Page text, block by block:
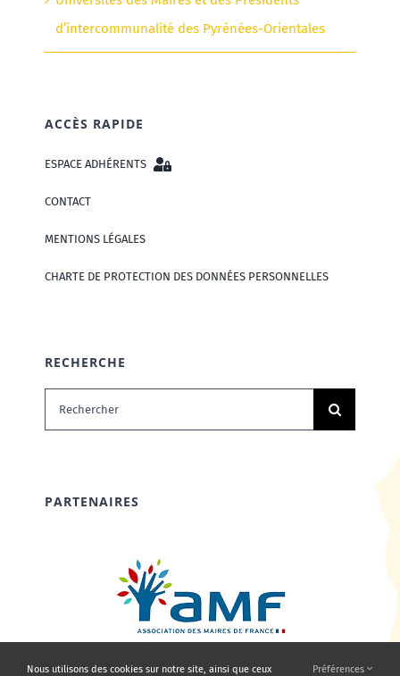
d’intercommunalité des Pyrénées-Orientales
ACCÈS RAPIDE
ESPACE ADHÉRENTS
CONTACT
MENTIONS LÉGALES
CHARTE DE PROTECTION DES DONNÉES PERSONNELLES
RECHERCHE
Rechercher:
PARTENAIRES
Nous utilisons des cookies sur notre site, ainsi que ceux Préférences